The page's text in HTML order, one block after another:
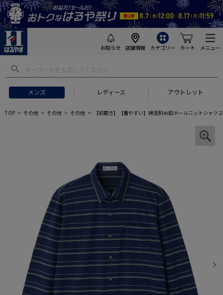
お知らせ 店舗情報 カテゴリー カート メニュー
メンズ レディース アウトレット
TOP その他 その他 その他 【前開き】【着やすい】綿混斜め釦ホールニットシャ